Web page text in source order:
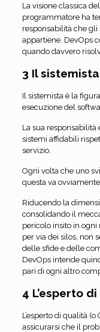
La visione classica
programmatore ha
responsabilità che gli
appartiene. DevOps
quando davvero
3 Il sistemista
Il sistemista è la
esecuzione del
La sua
sistemi affidabili
servizio.
Ogni volta che uno
questa va
Riducendo la
consolidando il
pericolo insito in ogni
per via dei silos, non
delle sfide e delle
DevOps intende
pari di ogni altro
4 L’esperto
L’esperto di qualità
assicurarsi che il